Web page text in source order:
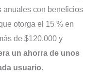
anuales con beneficios
otorga el 15 % en
de $120.000 y
un ahorra de unos
usuario.